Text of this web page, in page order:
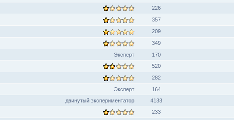
226
357
209
349
Эксперт
170
520
282
Эксперт
164
двинутый экспериментатор
4133
233